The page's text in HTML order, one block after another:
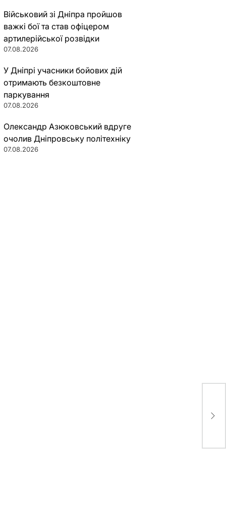
Військовий зі Дніпра пройшов
важкі бої та став офіцером
артилерійської розвідки
07.08.2026
У Дніпрі учасники бойових дій
отримають безкоштовне
паркування
07.08.2026
Олександр Азюковський вдруге
очолив Дніпровську політехніку
07.08.2026